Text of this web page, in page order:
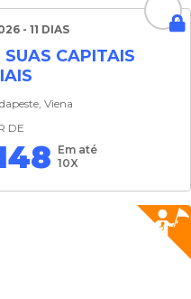
- 11 DIAS
SUAS CAPITAIS
Viena
DE
Em até
10X